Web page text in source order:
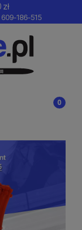
186-515